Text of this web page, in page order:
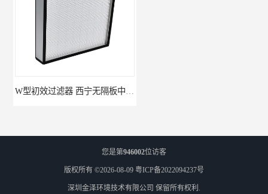
W型初效过滤器 西宁无隔板中效过滤器供应 金泽
您是第946002位访客
版权所有 ©2026-08-09 粤ICP备2022094237号
深圳金泽环境技术有限公司 保留所有权利.